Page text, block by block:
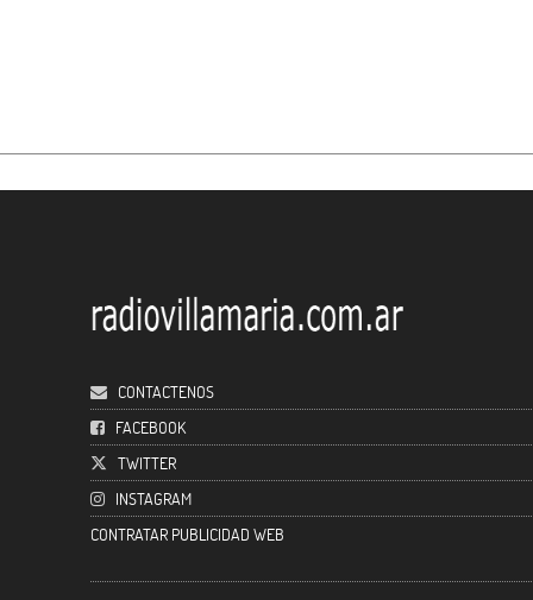
CONTACTENOS
FACEBOOK
TWITTER
INSTAGRAM
CONTRATAR PUBLICIDAD WEB